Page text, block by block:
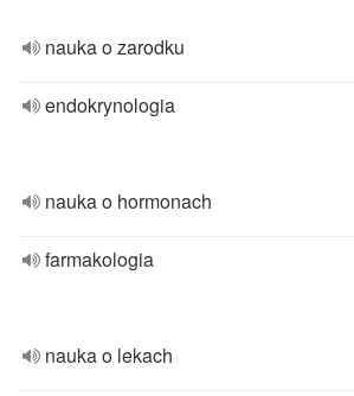
nauka o zarodku
endokrynologia
nauka o hormonach
farmakologia
nauka o lekach